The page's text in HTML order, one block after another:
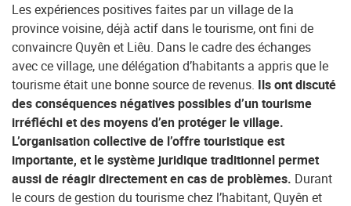
Les expériences positives faites par un village de la
province voisine, déjà actif dans le tourisme, ont fini de
convaincre Quyên et Liêu. Dans le cadre des échanges
avec ce village, une délégation d’habitants a appris que le
tourisme était une bonne source de revenus. Ils ont discuté
des conséquences négatives possibles d’un tourisme
irréfléchi et des moyens d’en protéger le village.
L’organisation collective de l’offre touristique est
importante, et le système juridique traditionnel permet
aussi de réagir directement en cas de problèmes. Durant
le cours de gestion du tourisme chez l’habitant, Quyên et